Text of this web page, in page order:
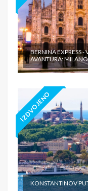
BERNINA EXPRESS
AVANTURA:
IZDVOJENO
KONSTANTINOV